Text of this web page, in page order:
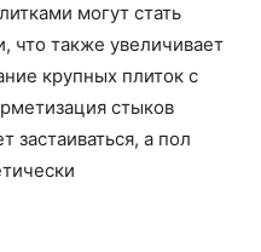
могут стать
что также увеличивает
крупных плиток с
стыков
застаиваться, а пол